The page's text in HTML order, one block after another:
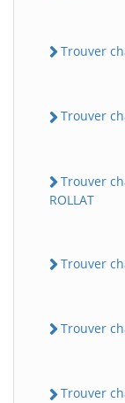
Trouver
Trouver
Trouver
ROLLAT
Trouver
Trouver
Trouver